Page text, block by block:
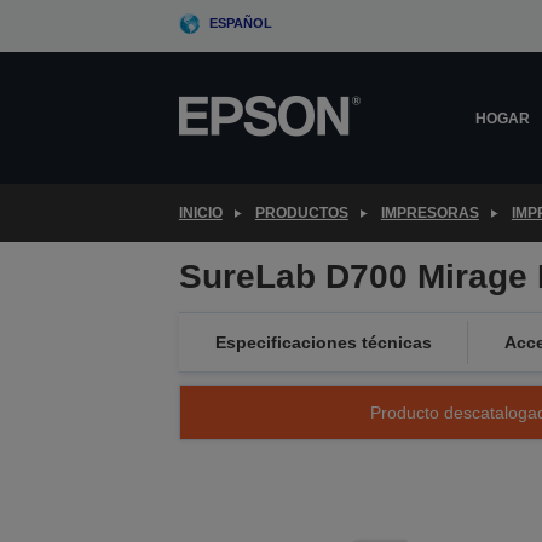
ESPAÑOL
HOGAR
INICIO PRODUCTOS IMPRESORAS
SureLab D700
Especificaciones técnicas
Producto